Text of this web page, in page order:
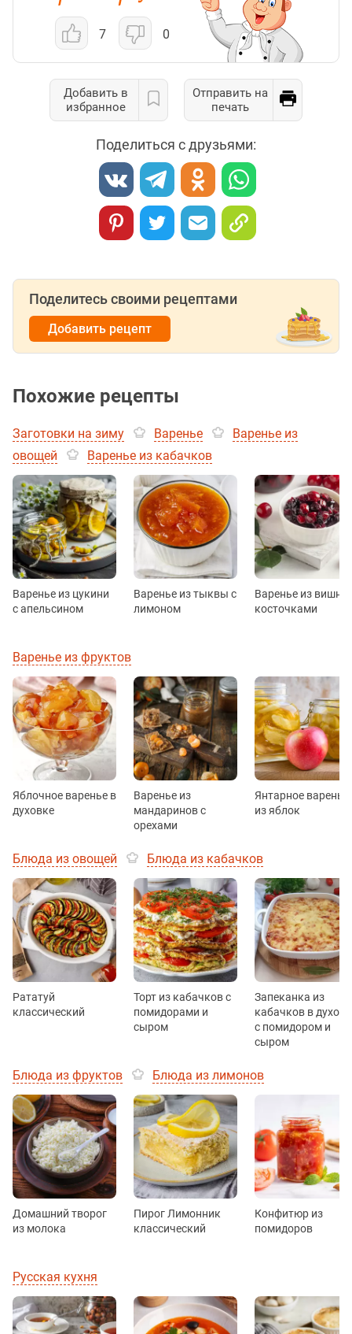
7 0
Добавить в
избранное
Отправить на
печать
Поделиться с друзьями:
Поделитесь своими рецептами
Добавить рецепт
Похожие рецепты
Заготовки на зиму Варенье
Варенье из
овощей
Варенье из кабачков
Варенье из цукини
с апельсином
Варенье из тыквы с
лимоном
Варенье из вишни
косточками
Варенье из фруктов
Яблочное варенье в
духовке
Варенье из
мандаринов с
орехами
Янтарное варенье
из яблок
Блюда из овощей Блюда из кабачков
Рататуй
классический
Торт из кабачков с
помидорами и
сыром
Запеканка из
кабачков в
с помидором и
сыром
Блюда из фруктов Блюда из лимонов
Домашний творог
из молока
Пирог Лимонник
классический
Конфитюр из
помидоров
Русская кухня